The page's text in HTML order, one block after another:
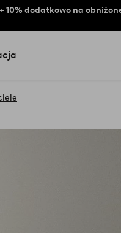
10% dodatkowo na